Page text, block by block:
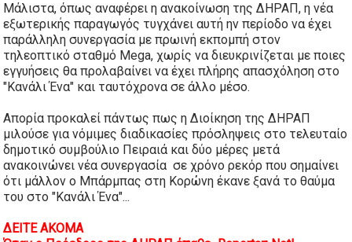
Μάλιστα, όπως αναφέρει η ανακοίνωση της ΔΗΡΑΠ, η νέα
εξωτερικής παραγωγός τυγχάνει αυτή ην περίοδο να έχει
παράλληλη συνεργασία με πρωινή εκπομπή στον
τηλεοπτικό σταθμό Mega, χωρίς να διευκρινίζεται με ποιες
εγγυήσεις θα προλαβαίνει να έχει πλήρης απασχόληση στο
"Κανάλι Ένα" και ταυτόχρονα σε άλλο μέσο.
Απορία προκαλεί πάντως πως η Διοίκηση της ΔΗΡΑΠ
μιλούσε για νόμιμες διαδικασίες πρόσληψεις στο τελευταίο
δημοτικό συμβούλιο Πειραιά και δύο μέρες μετά
ανακοινώνει νέα συνεργασία σε χρόνο ρεκόρ που σημαίνει
ότι μάλλον ο Μπάρμπας στη Κορώνη έκανε ξανά το θαύμα
τουστο "Κανάλι Ένα"...
ΔΕΙΤΕ ΑΚΟΜΑ